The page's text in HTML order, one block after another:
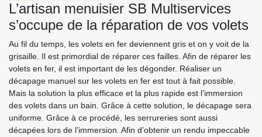
L’artisan menuisier SB Multiservices
s’occupe de la réparation de vos volets
Au fil du temps, les volets en fer deviennent gris et on y voit de la
grisaille. Il est primordial de réparer ces failles. Afin de réparer les
volets en fer, il est important de les dégonder. Réaliser un
décapage manuel sur les volets en fer est tout à fait possible.
Mais la solution la plus efficace et la plus rapide est l’immersion
des volets dans un bain. Grâce à cette solution, le décapage sera
uniforme. Grâce à ce procédé, les serrureries sont aussi
décapées lors de l’immersion. Afin d’obtenir un rendu impeccable